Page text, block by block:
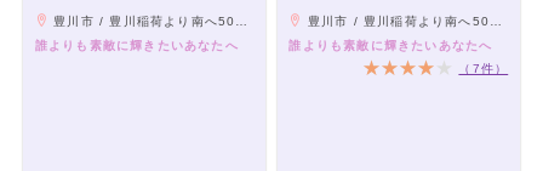
豊川市 / 豊川稲荷より南へ500m
誰よりも素敵に輝きたいあなたへ
豊川市 / 豊川稲荷より南へ500m
誰よりも素敵に輝きたいあなたへ
（7件）